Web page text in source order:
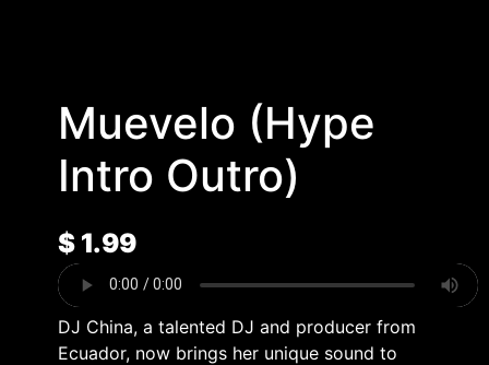
Muevelo (Hype
Intro Outro)
$1.99
DJ China, a talented DJ and producer from
Ecuador, now brings her unique sound to